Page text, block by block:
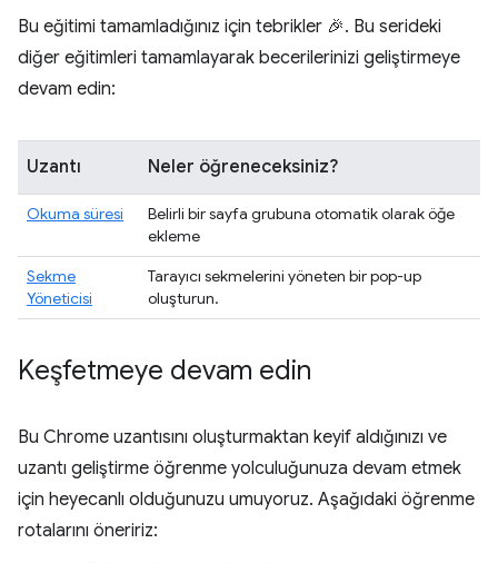
Bu eğitimi tamamladığınız için tebrikler 🎉. Bu serideki
diğer eğitimleri tamamlayarak becerilerinizi geliştirmeye
devam edin:
Uzantı Neler öğreneceksiniz?
Okuma süresi
Belirli bir sayfa grubuna otomatik olarak öğe
ekleme
Sekme
Yöneticisi
Tarayıcı sekmelerini yöneten bir pop-up
oluşturun.
Keşfetmeye devam edin
Bu Chrome uzantısını oluşturmaktan keyif aldığınızı ve
uzantı geliştirme öğrenme yolculuğunuza devam etmek
için heyecanlı olduğunuzu umuyoruz. Aşağıdaki öğrenme
rotalarını öneririz: